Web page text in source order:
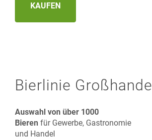
Bierlinie Großhandel
Auswahl von über 1000
Bieren für Gewerbe, Gastronomie
und Handel
KAUFEN